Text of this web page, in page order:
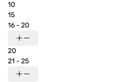
10
15
16 - 20
20
21 - 25